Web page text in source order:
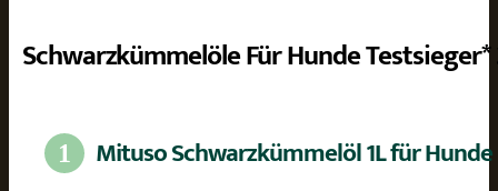
Schwarzkümmelöle Für Hunde
1 Mituso Schwarzkümmelöl 1L für Hunde